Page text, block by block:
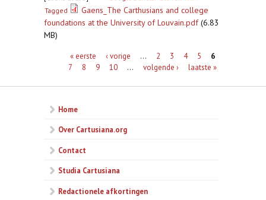
Tagged
Gaens_The Carthusians and college
foundations at the University of Louvain.pdf(6.83
MB)
Pagina's« eerste ‹ vorige … 2 3 4 5
6
7
8 9 10 … volgende › laatste »
Home
Over Cartusiana.org
Contact
Studia Cartusiana
Redactionele afkortingen